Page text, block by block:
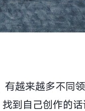
越来越多不同
到自己创作的话